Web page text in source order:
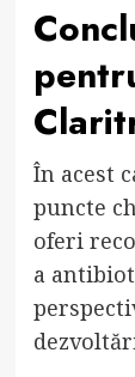
În acest
puncte
oferi
a